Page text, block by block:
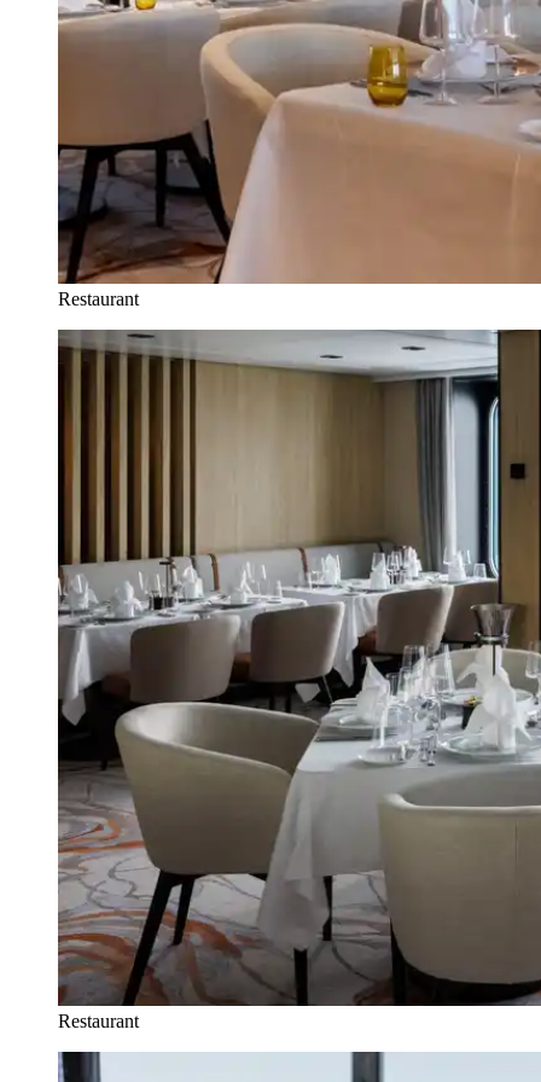
Restaurant
Restaurant